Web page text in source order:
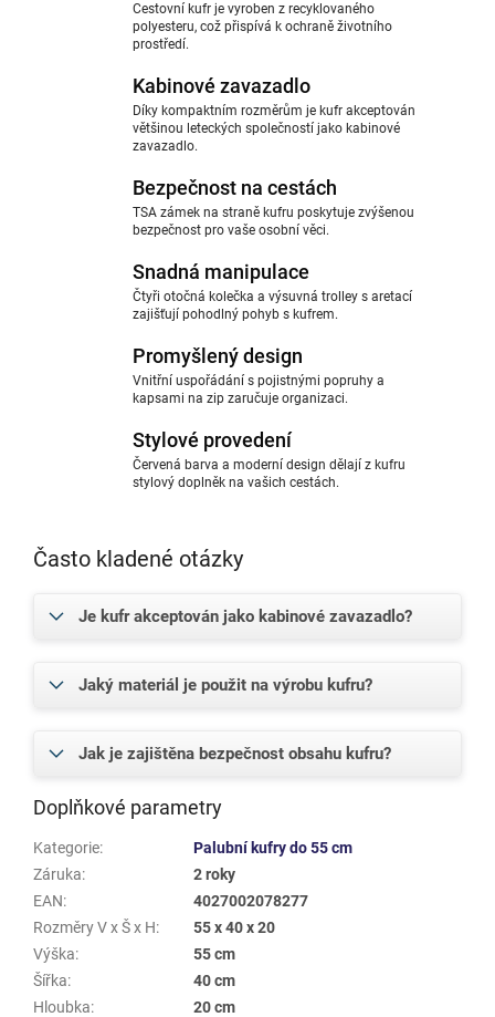
Cestovní kufr je vyroben z recyklovaného
polyesteru, což přispívá k ochraně životního
prostředí.
Kabinové zavazadlo
Díky kompaktním rozměrům je kufr akceptován
většinou leteckých společností jako kabinové
zavazadlo.
Bezpečnost na cestách
TSA zámek na straně kufru poskytuje zvýšenou
bezpečnost pro vaše osobní věci.
Snadná manipulace
Čtyři otočná kolečka a výsuvná trolley s aretací
zajišťují pohodlný pohyb s kufrem.
Promyšlený design
Vnitřní uspořádání s pojistnými popruhy a
kapsami na zip zaručuje organizaci.
Stylové provedení
Červená barva a moderní design dělají z kufru
stylový doplněk na vašich cestách.
Často kladené otázky
Je kufr akceptován jako kabinové zavazadlo?
Jaký materiál je použit na výrobu kufru?
Jak je zajištěna bezpečnost obsahu kufru?
Doplňkové parametry
Kategorie:
Palubní kufry do 55 cm
Záruka:
2 roky
EAN:
4027002078277
Rozměry V x Š x H:
55 x 40 x 20
Výška:
55 cm
Šířka:
40 cm
Hloubka:
20 cm